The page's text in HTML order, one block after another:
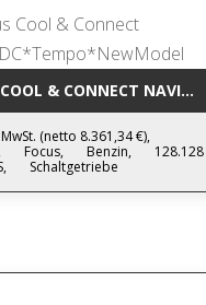
COOL & CONNECT
(netto 8.361,34 €),
Focus, Benzin,
Schaltgetriebe